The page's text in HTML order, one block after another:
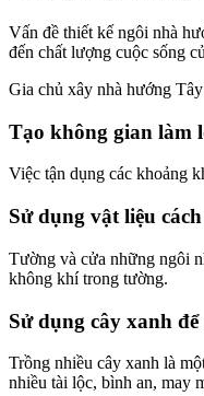
Vấn đề thiết kế ngôi nhà
đến chất lượng cuộc sống
Gia chủ xây nhà hướng
Tạo không gian làm
Việc tận dụng các khoảng
Sử dụng vật liệu
Tường và cửa những ngôi
không khí trong tường.
Sử dụng cây xanh
Trồng nhiều cây xanh là
nhiều tài lộc, bình an, may